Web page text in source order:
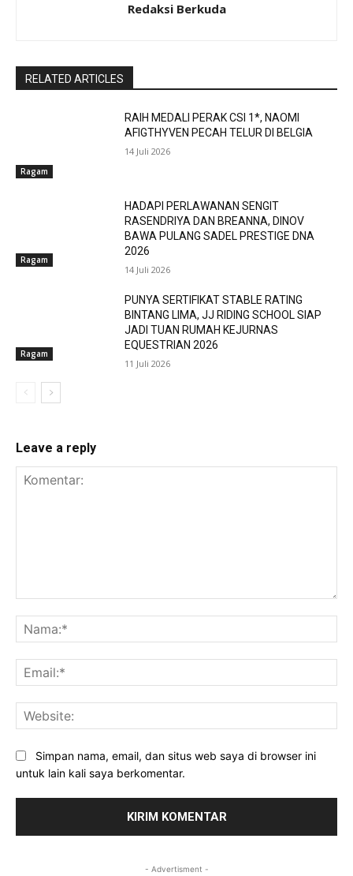
Redaksi Berkuda
RELATED ARTICLES
Ragam
RAIH MEDALI PERAK CSI 1*, NAOMI
AFIGTHYVEN PECAH TELUR DI BELGIA
14 Juli 2026
Ragam
HADAPI PERLAWANAN SENGIT
RASENDRIYA DAN BREANNA, DINOV
BAWA PULANG SADEL PRESTIGE DNA
2026
14 Juli 2026
Ragam
PUNYA SERTIFIKAT STABLE RATING
BINTANG LIMA, JJ RIDING SCHOOL SIAP
JADI TUAN RUMAH KEJURNAS
EQUESTRIAN 2026
11 Juli 2026
Leave a reply
Simpan nama, email, dan situs web saya di browser ini
untuk lain kali saya berkomentar.
- Advertisment -